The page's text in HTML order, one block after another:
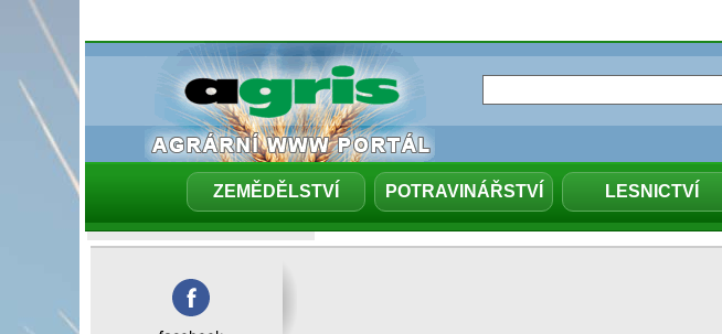
ZEMĚDĚLSTVÍ POTRAVINÁŘSTVÍ LESNICTVÍ